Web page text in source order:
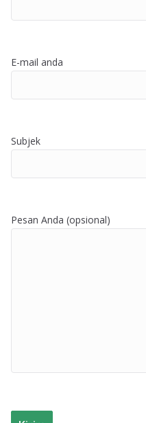
E-mail anda
Subjek
Pesan Anda (opsional)